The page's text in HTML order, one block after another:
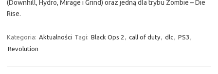
(Downhill, Hydro, Mirage i Grind) oraz jedną dla trybu Zombie – Die
Rise.
Kategoria: Aktualności Tagi: Black Ops 2 call of duty dlc PS3
Revolution